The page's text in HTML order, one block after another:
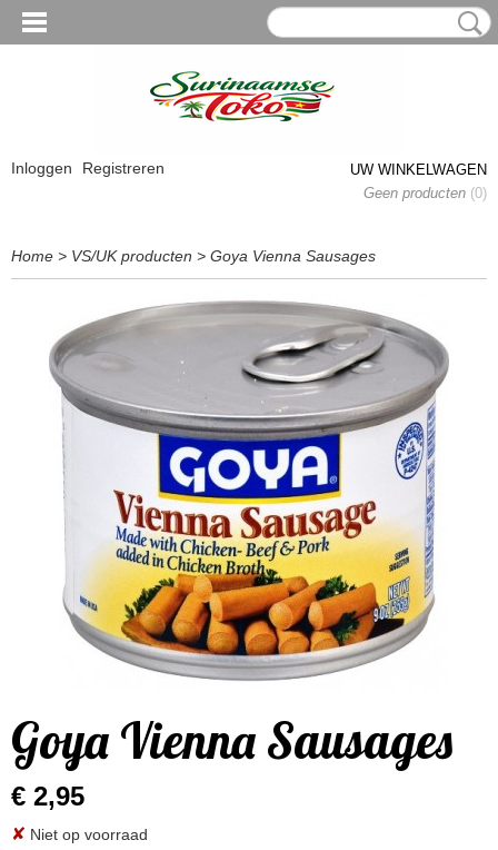
Inloggen Registreren
UW WINKELWAGEN
Geen producten (0)
Home > VS/UK producten > Goya Vienna Sausages
Goya Vienna Sausages
€ 2,95
✘ Niet op voorraad